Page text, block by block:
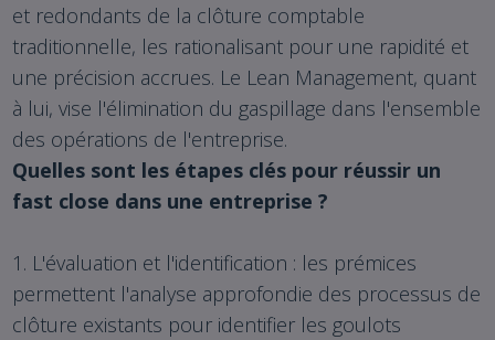
et redondants de la clôture comptable
traditionnelle, les rationalisant pour une rapidité et
une précision accrues. Le Lean Management, quant
à lui, vise l'élimination du gaspillage dans l'ensemble
des opérations de l'entreprise.
Quelles sont les étapes clés pour réussir un
fast close dans une entreprise ?
1. L'évaluation et l'identification : les prémices
permettent l'analyse approfondie des processus de
clôture existants pour identifier les goulots